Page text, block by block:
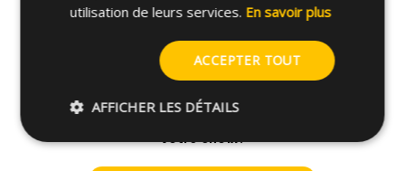
votre choix?
utilisation de leurs services. En savoir plus
ACCEPTER TOUT
AFFICHER LES DÉTAILS